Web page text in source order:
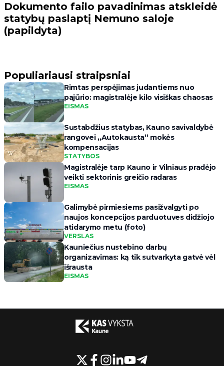
Dokumento failo pavadinimas atskleidė
statybų paslaptį Nemuno saloje
(papildyta)
Populiariausi straipsniai
Rimtas perspėjimas judantiems nuo
pajūrio: magistralėje kilo visiškas chaosas
EISMAS
Sustabdžius statybas, Kauno savivaldybė
rangovei „Autokausta“ mokės
kompensacijas
STATYBOS
Magistralėje tarp Kauno ir Vilniaus pradėjo
veikti sektorinis greičio radaras
EISMAS
Galimybė pirmiesiems pasižvalgyti po
naujos koncepcijos parduotuves didžiojo
atidarymo metu (foto)
VERSLAS
Kauniečius nustebino darbų
organizavimas: ką tik sutvarkyta gatvė vėl
išrausta
EISMAS